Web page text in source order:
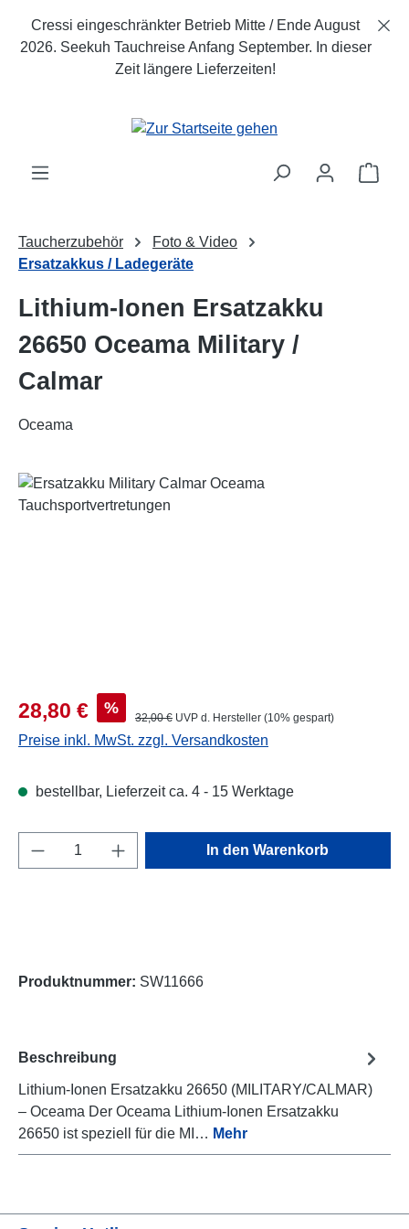
Zum Hauptinhalt springen
Cressi eingeschränkter Betrieb Mitte / Ende August
2026. Seekuh Tauchreise Anfang September. In dieser
Zeit längere Lieferzeiten!
Taucherzubehör
Foto & Video
Ersatzakkus / Ladegeräte
Lithium-Ionen Ersatzakku
26650 Oceama Military /
Calmar
Oceama
Bildergalerie überspringen
Verkaufspreis:
28,80 € % Regulärer Preis:
32,00 € UVP d. Hersteller (10% gespart)
Preise inkl. MwSt. zzgl. Versandkosten
bestellbar, Lieferzeit ca. 4 - 15 Werktage
Produkt Anzahl: Gib den gewünschten
In den Warenkorb
Produktnummer: SW11666
Beschreibung
Lithium-Ionen Ersatzakku 26650 (MILITARY/CALMAR)
– Oceama Der Oceama Lithium-Ionen Ersatzakku
26650 ist speziell für die MI… Mehr